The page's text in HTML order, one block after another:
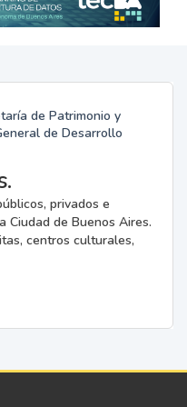
de Patrimonio y
de Desarrollo
privados e
Ciudad de Buenos Aires.
centros culturales,